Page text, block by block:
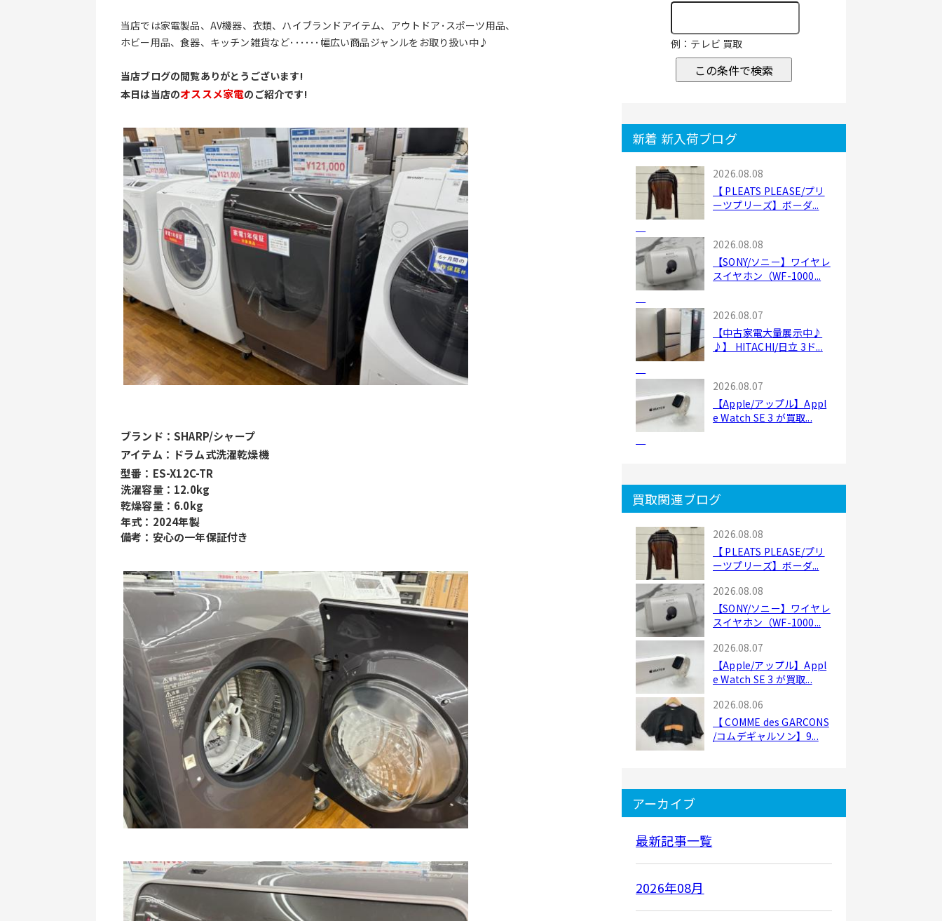
当店では家電製品、AV機器、衣類、ハイブランドアイテム、アウトドア･スポーツ用品、
ホビー用品、食器、キッチン雑貨など･･････幅広い商品ジャンルをお取り扱い中♪
当店ブログの閲覧ありがとうございます!
本日は当店のオススメ家電のご紹介です!
ブランド：SHARP/シャープ
アイテム：ドラム式洗濯乾燥機
型番：ES-X12C-TR
洗濯容量：12.0kg
乾燥容量：6.0kg
年式：2024年製
備考：安心の一年保証付き
例：テレビ 買取
この条件で検索
新着 新入荷ブログ
2026.08.08
【 PLEATS PLEASE/プリ
ーツプリーズ】ボーダ...
2026.08.08
【SONY/ソニー】ワイヤレ
スイヤホン（WF-1000...
2026.08.07
【中古家電大量展示中♪
♪】 HITACHI/日立 3ド...
2026.08.07
【Apple/アップル】Appl
e Watch SE 3 が買取...
買取関連ブログ
2026.08.08
【 PLEATS PLEASE/プリ
ーツプリーズ】ボーダ...
2026.08.08
【SONY/ソニー】ワイヤレ
スイヤホン（WF-1000...
2026.08.07
【Apple/アップル】Appl
e Watch SE 3 が買取...
2026.08.06
【 COMME des GARCONS
/コムデギャルソン】9...
アーカイブ
最新記事一覧
2026年08月